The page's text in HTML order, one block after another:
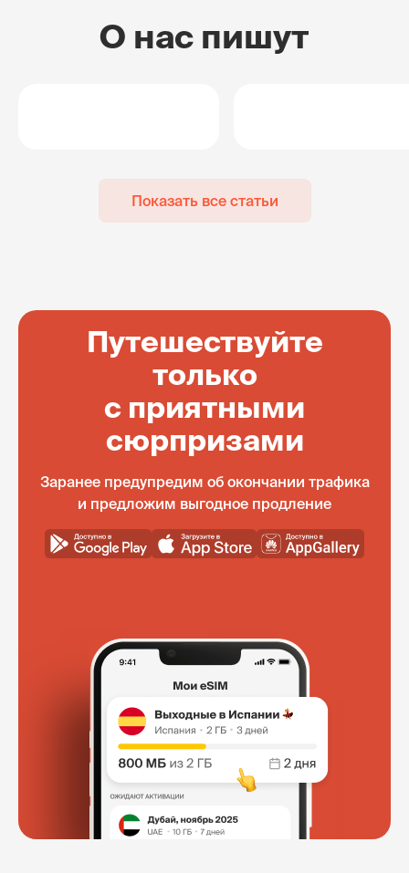
О нас пишут
Показать все статьи
Путешествуйте
только
с приятными
сюрпризами
Заранее предупредим об окончании трафика
и предложим выгодное продление